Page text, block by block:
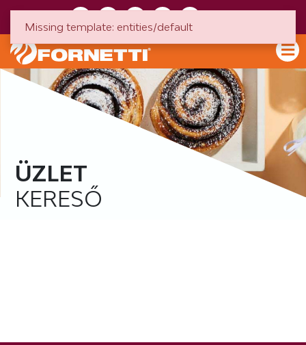
ÜZLET
KERESŐ
Missing template: entities/default